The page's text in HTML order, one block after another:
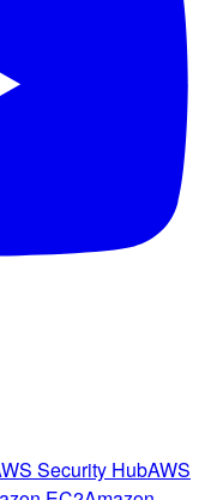
Security HubAWS